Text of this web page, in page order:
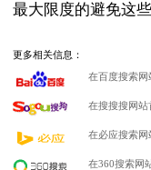
最大限度的避免这些
更多相关信息：
在百度搜索网
在搜搜搜网站
在必应搜索网
在360搜索网